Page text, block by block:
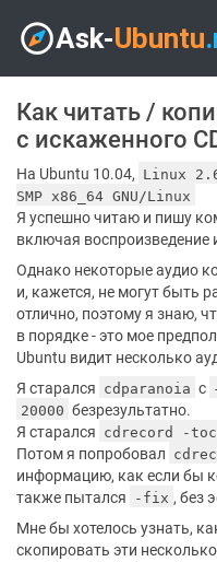
Как читать /
с искаженного
На Ubuntu 10.04, Linux
SMP x86_64 GNU/Linux
Я успешно читаю и пишу
включая воспроизведение
Однако некоторые аудио
и, кажется, не могут быть
отлично, поэтому я знаю,
в порядке - это мое
Ubuntu видит несколько
Я старался cdparanoia с
20000 безрезультатно.
Я старался cdrecord -toc
Потом я попробовал
информацию, как если бы
также пытался
-fix , без
Мне бы хотелось узнать,
скопировать эти